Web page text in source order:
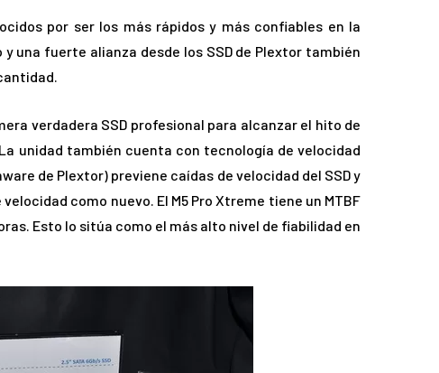
por ser los más rápidos y más confiables en la
una fuerte alianza desde los SSD de Plextor también
verdadera SSD profesional para alcanzar el hito de
unidad también cuenta con tecnología de velocidad
de Plextor) previene caídas de velocidad del SSD y
como nuevo. El M5 Pro Xtreme tiene un MTBF
Esto lo sitúa como el más alto nivel de fiabilidad en